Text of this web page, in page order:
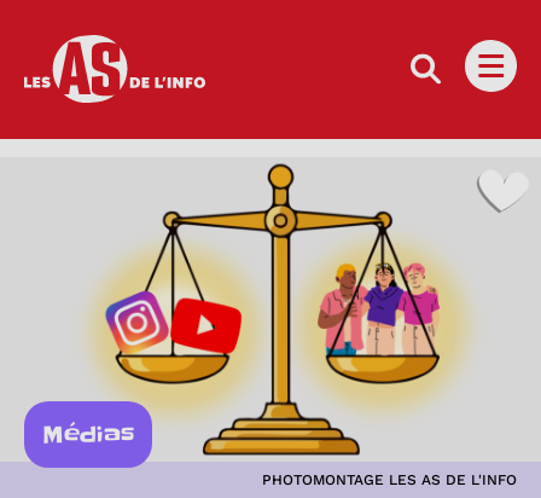
Les as de l'info
Médias
PHOTOMONTAGE LES AS DE L'INFO